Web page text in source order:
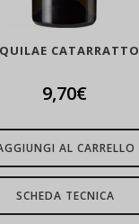
CATARRATTO
9,70€
AL CARRELLO
SCHEDA TECNICA